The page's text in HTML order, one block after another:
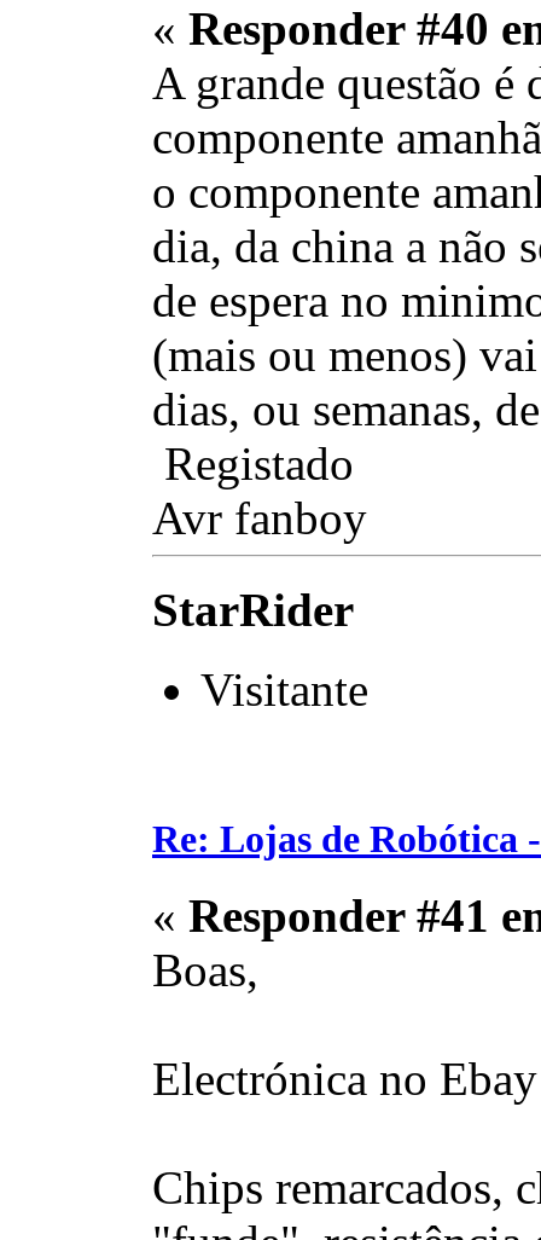
« Responder #40
A grande questão é
componente
o componente
dia, da china a não
de espera no
(mais ou menos)
dias, ou semanas,
Registado
Avr fanboy
StarRider
Visitante
Re: Lojas de Robótica
« Responder #41
Boas,
Electrónica no
Chips remarcados,